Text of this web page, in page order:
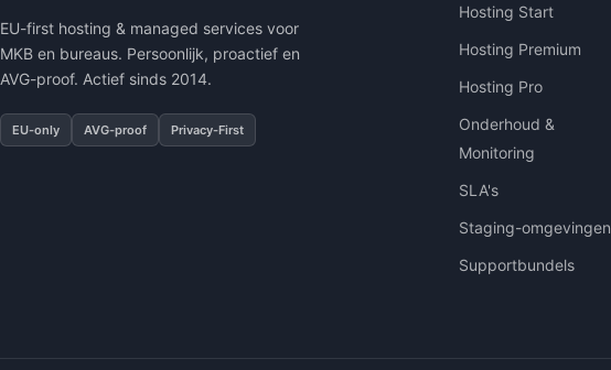
EU-first hosting & managed services voor
MKB en bureaus. Persoonlijk, proactief en
AVG-proof. Actief sinds 2014.
EU-only AVG-proof Privacy-First
Hosting Start
Hosting Premium
Hosting Pro
Onderhoud &
Monitoring
SLA's
Staging-omgevingen
Supportbundels